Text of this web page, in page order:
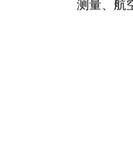
测量、航